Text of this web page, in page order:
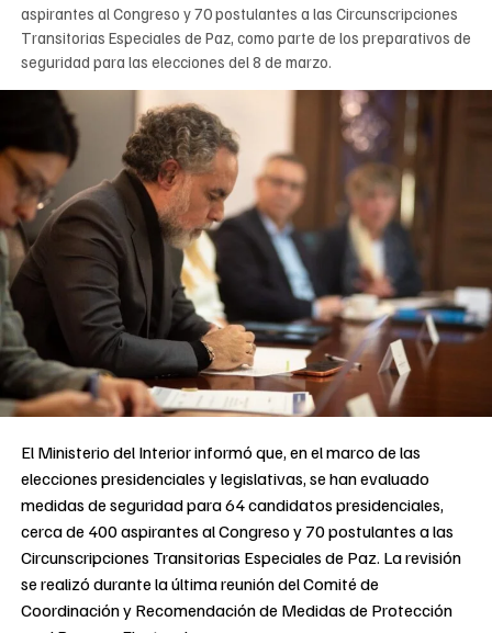
aspirantes al Congreso y 70 postulantes a las Circunscripciones
Transitorias Especiales de Paz, como parte de los preparativos de
seguridad para las elecciones del 8 de marzo.
El Ministerio del Interior informó que, en el marco de las
elecciones presidenciales y legislativas, se han evaluado
medidas de seguridad para 64 candidatos presidenciales,
cerca de 400 aspirantes al Congreso y 70 postulantes a las
Circunscripciones Transitorias Especiales de Paz. La revisión
se realizó durante la última reunión del Comité de
Coordinación y Recomendación de Medidas de Protección